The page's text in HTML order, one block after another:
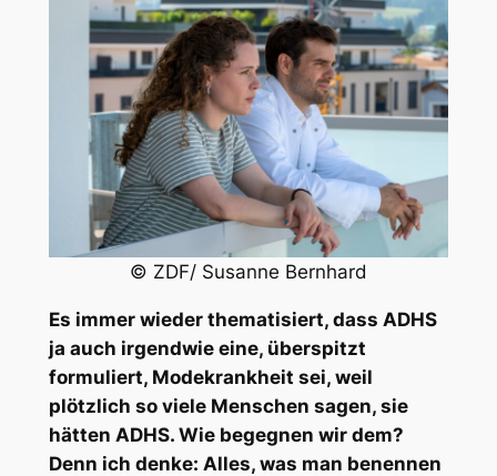
© ZDF/ Susanne Bernhard
Es immer wieder thematisiert, dass ADHS
ja auch irgendwie eine, überspitzt
formuliert, Modekrankheit sei, weil
plötzlich so viele Menschen sagen, sie
hätten ADHS. Wie begegnen wir dem?
Denn ich denke: Alles, was man benennen